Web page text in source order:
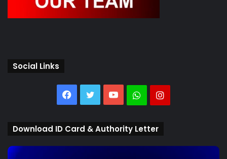
Social Links
Facebook
TwitterYouTubeWhatsappInstagram
Download ID Card & Authority Letter